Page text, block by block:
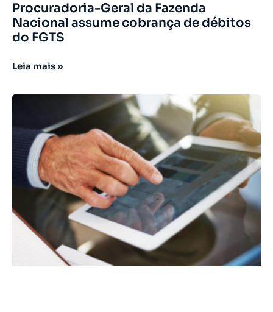
Procuradoria-Geral da Fazenda
Nacional assume cobrança de débitos
do FGTS
Leia mais »